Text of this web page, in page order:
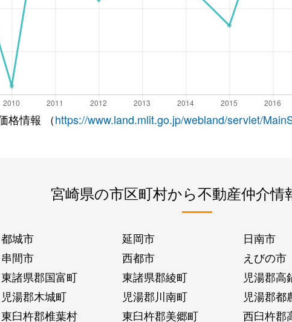
格情報 （https://www.land.mlit.go.jp/webland/servlet/
宮崎県の市区町村から不動産仲介情
都城市 延岡市 日南市
串間市 西都市 えびの市
東諸県郡国富町 東諸県郡綾町 児湯郡高
児湯郡木城町 児湯郡川南町 児湯郡都
東臼杵郡椎葉村 東臼杵郡美郷町 西臼杵郡